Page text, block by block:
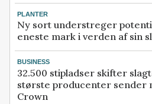
PLANTER
Ny sort understreger
eneste mark i verden af sin
BUSINESS
32.500 stipladser skifter
største producenter sender
Crown